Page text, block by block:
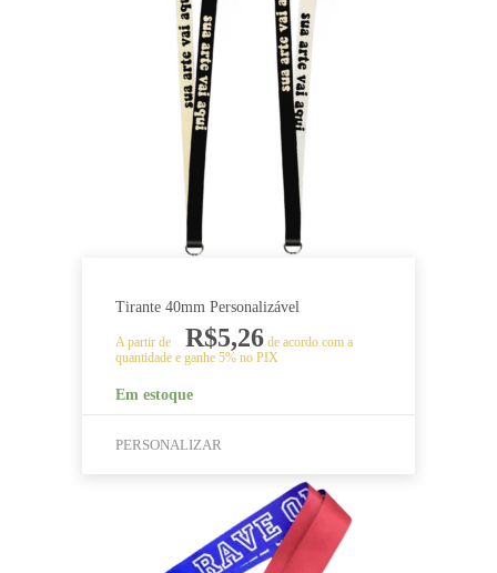
Tirante 40mm Personalizável
A partir de R$5,26 de acordo com a
quantidade e ganhe 5% no PIX
Em estoque
PERSONALIZAR